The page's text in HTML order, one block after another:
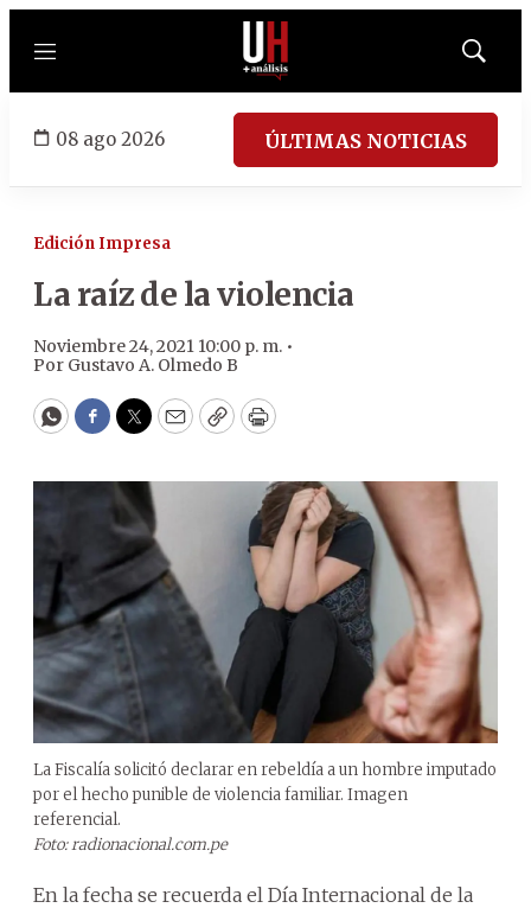
Menú
Mostrar
08 ago 2026 ÚLTIMAS NOTICIAS
Edición Impresa
La raíz de la violencia
Noviembre 24, 2021 10:00 p. m. •
Por Gustavo A. Olmedo B
WhatsApp
Facebook
Twitter
EmailCopyPrint
La Fiscalía solicitó declarar en rebeldía a un hombre imputado
por el hecho punible de violencia familiar. Imagen
referencial.
Foto: radionacional.com.pe
En la fecha se recuerda el Día Internacional de la